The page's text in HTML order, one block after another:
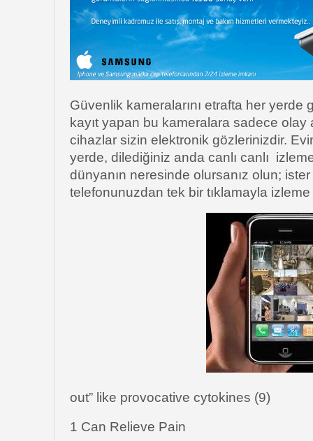
Güvenlik kameralarını etrafta her
kayıt yapan bu kameralara sadece
cihazlar sizin elektronik gözlerinizdir.
yerde, dilediğiniz anda canlı canlı
dünyanın neresinde olursanız olun;
telefonunuzdan tek bir tıklamayla
out” like provocative cytokines (9)
1 Can Relieve Pain